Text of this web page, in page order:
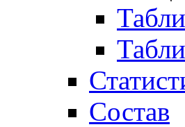
Состав